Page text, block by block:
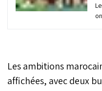
Les ambitions
affichées, avec deux